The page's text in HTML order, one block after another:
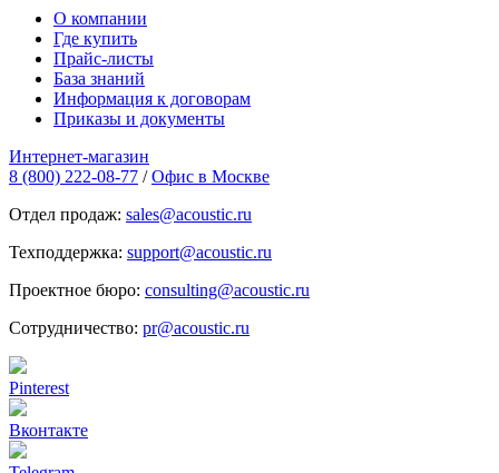
О компании
Где купить
Прайс-листы
База знаний
Информация к договорам
Приказы и документы
Интернет-магазин
8 (800) 222-08-77 / Офис в Москве
Отдел продаж: sales@acoustic.ru
Техподдержка: support@acoustic.ru
Проектное бюро: consulting@acoustic.ru
Сотрудничество: pr@acoustic.ru
Pinterest
Вконтакте